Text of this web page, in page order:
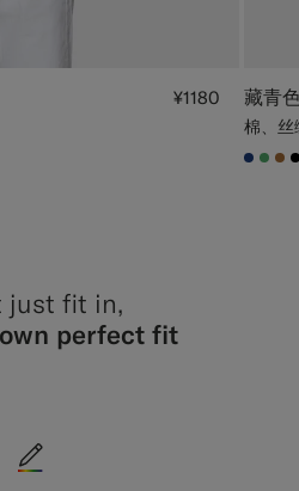
¥1180 藏青
棉、丝
just fit in,
perfect fit